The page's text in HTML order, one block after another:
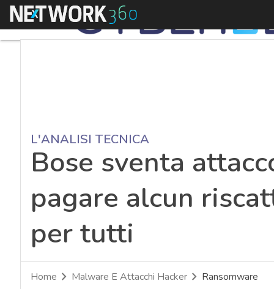
Menu
L'ANALISI TECNICA
Bose sventa
pagare alcun
per tutti
Home Malware E Attacchi Hacker Ransomware